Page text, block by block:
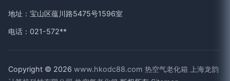
地址：宝山区蕴川路5475号1596室
电话：021-572**
Copyright © 2026 www.hkodc88.com 热空气老化箱
上海龙韵